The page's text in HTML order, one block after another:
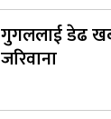
गुगललाई डेढ
जरिवाना